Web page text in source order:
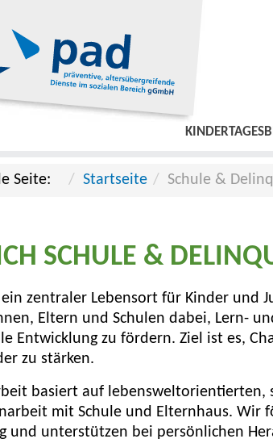
Seite: Startseite Schule &
SCHULE &
zentraler Lebensort für Kinder und
Eltern und Schulen dabei, Lern-
Entwicklung zu fördern. Ziel ist es,
zu stärken.
basiert auf lebensweltorientierten,
mit Schule und Elternhaus. Wir
und unterstützen bei persönlichen